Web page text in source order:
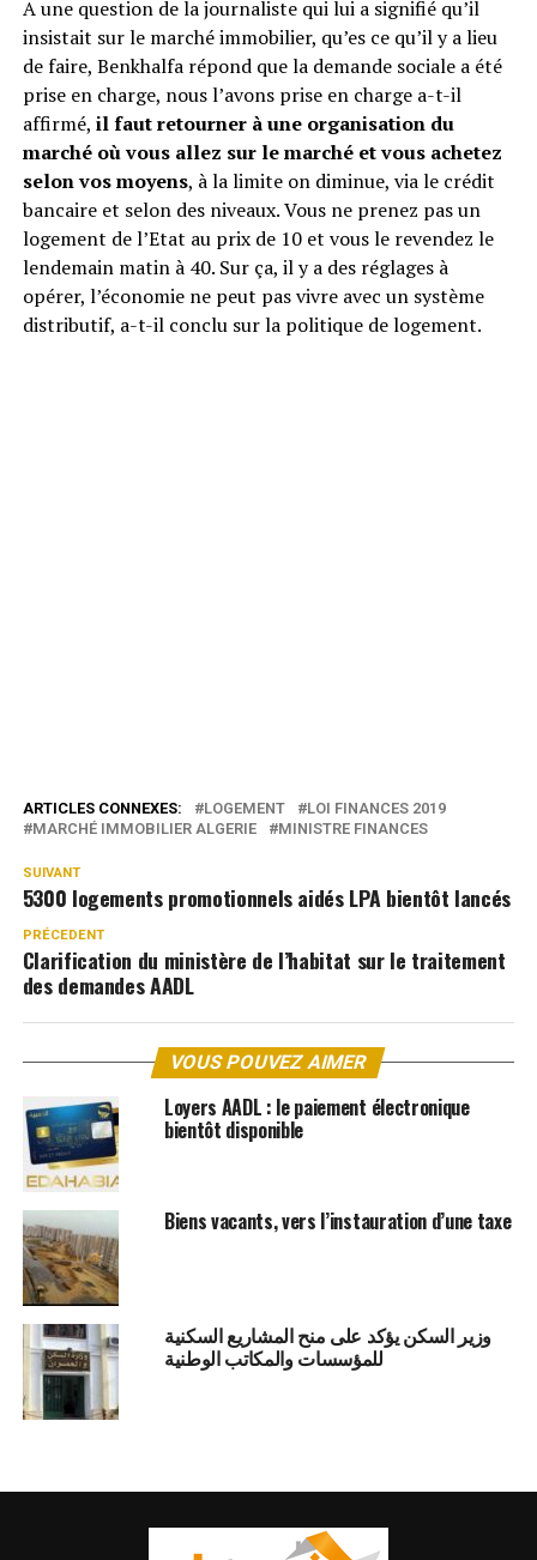
A une question de la journaliste qui lui a signifié qu’il
insistait sur le marché immobilier, qu’es ce qu’il y a lieu
de faire, Benkhalfa répond que la demande sociale a été
prise en charge, nous l’avons prise en charge a-t-il
affirmé, il faut retourner à une organisation du
marché où vous allez sur le marché et vous achetez
selon vos moyens, à la limite on diminue, via le crédit
bancaire et selon des niveaux. Vous ne prenez pas un
logement de l’Etat au prix de 10 et vous le revendez le
lendemain matin à 40. Sur ça, il y a des réglages à
opérer, l’économie ne peut pas vivre avec un système
distributif, a-t-il conclu sur la politique de logement.
ARTICLES CONNEXES: LOGEMENT
LOI FINANCES 2019
MARCHÉ IMMOBILIER ALGERIE
MINISTRE FINANCES
SUIVANT
5300 logements promotionnels aidés LPA bientôt lancés
PRÉCEDENT
Clarification du ministère de l’habitat sur le traitement
des demandes AADL
VOUS POUVEZ AIMER
Loyers AADL : le paiement électronique
bientôt disponible
Biens vacants, vers l’instauration d’une taxe
وزير السكن يؤكد على منح المشاريع السكنية
للمؤسسات والمكاتب الوطنية